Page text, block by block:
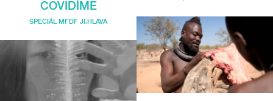
COVIDÍME
SPECIÁL MFDF JI.HLAVA